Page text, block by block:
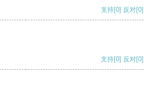
支持[0] 反对[0]
支持[0] 反对[0]